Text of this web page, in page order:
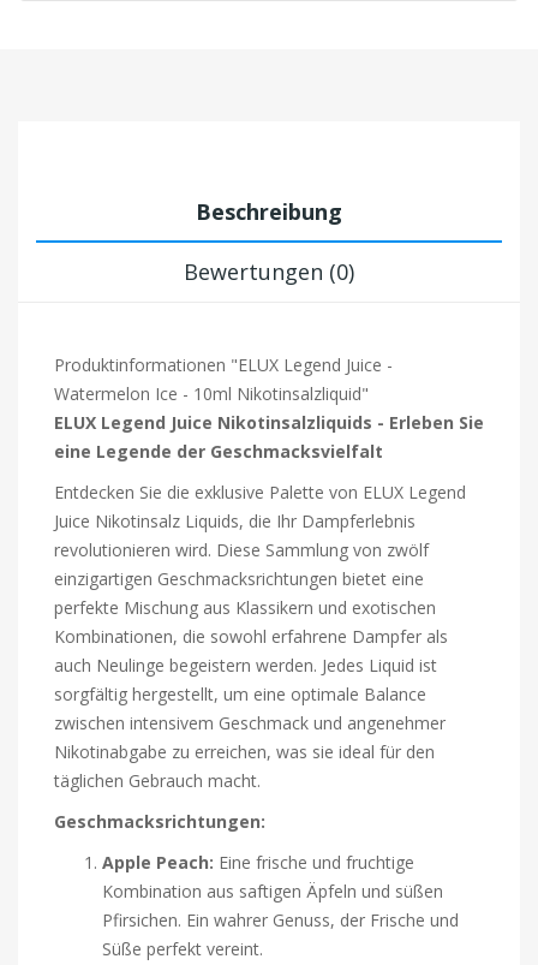
Beschreibung
Bewertungen (0)
Produktinformationen "ELUX Legend Juice -
Watermelon Ice - 10ml Nikotinsalzliquid"
ELUX Legend Juice Nikotinsalzliquids - Erleben Sie
eine Legende der Geschmacksvielfalt
Entdecken Sie die exklusive Palette von ELUX Legend
Juice Nikotinsalz Liquids, die Ihr Dampferlebnis
revolutionieren wird. Diese Sammlung von zwölf
einzigartigen Geschmacksrichtungen bietet eine
perfekte Mischung aus Klassikern und exotischen
Kombinationen, die sowohl erfahrene Dampfer als
auch Neulinge begeistern werden. Jedes Liquid ist
sorgfältig hergestellt, um eine optimale Balance
zwischen intensivem Geschmack und angenehmer
Nikotinabgabe zu erreichen, was sie ideal für den
täglichen Gebrauch macht.
Geschmacksrichtungen:
Apple Peach: Eine frische und fruchtige
Kombination aus saftigen Äpfeln und süßen
Pfirsichen. Ein wahrer Genuss, der Frische und
Süße perfekt vereint.